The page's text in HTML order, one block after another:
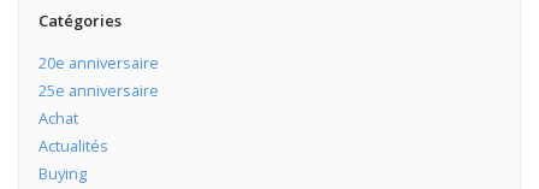
Catégories
20e anniversaire
25e anniversaire
Achat
Actualités
Buying